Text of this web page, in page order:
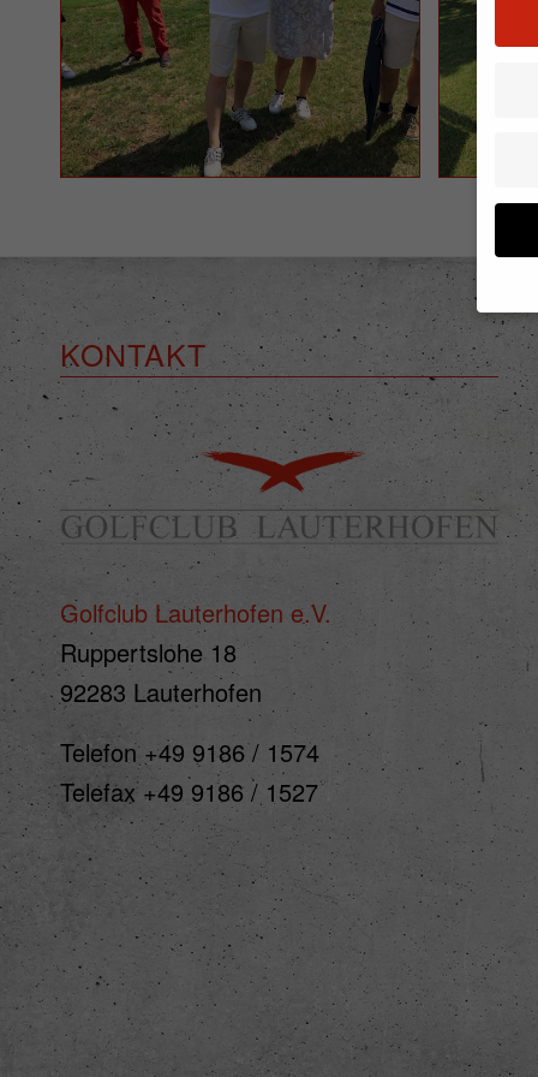
KONTAKT
Golfclub Lauterhofen e.V.
Ruppertslohe 18
92283 Lauterhofen
Telefon +49 9186 / 1574
Telefax +49 9186 / 1527
Wir
von
(z.
und